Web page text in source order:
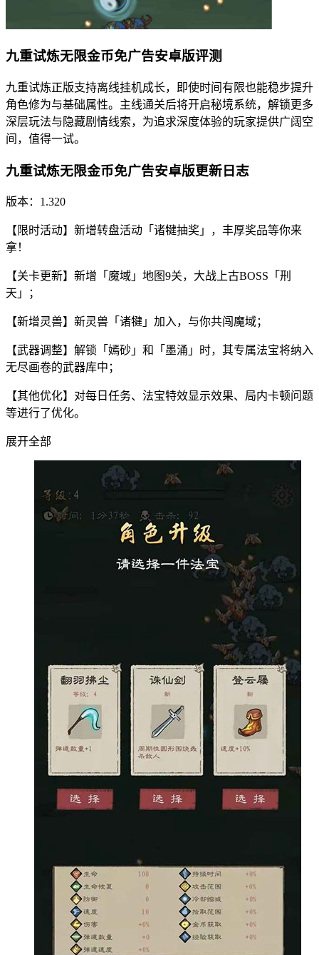
九重试炼无限金币免广告安卓版评测
九重试炼正版支持离线挂机成长，即使时间有限也能稳步提升
角色修为与基础属性。主线通关后将开启秘境系统，解锁更多
深层玩法与隐藏剧情线索，为追求深度体验的玩家提供广阔空
间，值得一试。
九重试炼无限金币免广告安卓版更新日志
版本：1.320
【限时活动】新增转盘活动「诸犍抽奖」，丰厚奖品等你来
拿！
【关卡更新】新增「魔域」地图9关，大战上古BOSS「刑
天」；
【新增灵兽】新灵兽「诸犍」加入，与你共闯魔域；
【武器调整】解锁「嫣砂」和「墨涌」时，其专属法宝将纳入
无尽画卷的武器库中；
【其他优化】对每日任务、法宝特效显示效果、局内卡顿问题
等进行了优化。
展开全部